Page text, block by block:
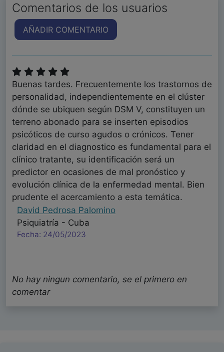
Comentarios de los usuarios
AÑADIR COMENTARIO
Buenas tardes. Frecuentemente los trastornos de
personalidad, independientemente en el clúster
dónde se ubiquen según DSM V, constituyen un
terreno abonado para se inserten episodios
psicóticos de curso agudos o crónicos. Tener
claridad en el diagnostico es fundamental para el
clínico tratante, su identificación será un
predictor en ocasiones de mal pronóstico y
evolución clínica de la enfermedad mental. Bien
prudente el acercamiento a esta temática.
David Pedrosa Palomino
Psiquiatría - Cuba
Fecha: 24/05/2023
No hay ningun comentario, se el primero en
comentar